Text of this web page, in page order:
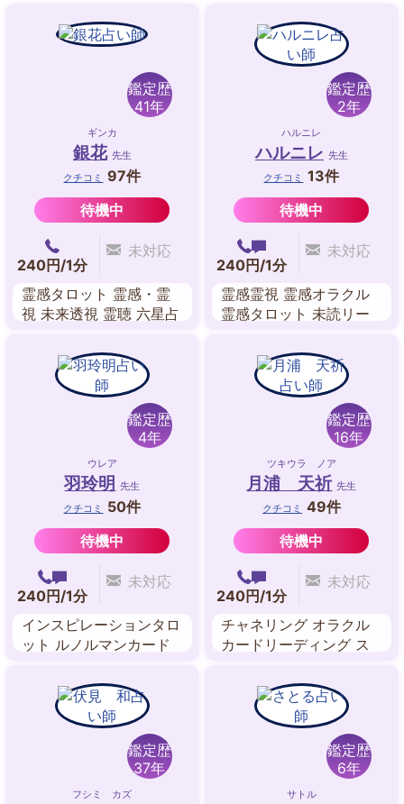
鑑定歴
41年
ギンカ
銀花 先生
クチコミ
97件
待機中
240円/1分
未対応
霊感タロット 霊感・霊
視 未来透視 霊聴 六星占
鑑定歴
2年
ハルニレ
ハルニレ 先生
クチコミ
13件
待機中
240円/1分
未対応
霊感霊視 霊感オラクル
霊感タロット 未読リー
シー パワーストーンリ
ーディング
鑑定歴
4年
ウレア
羽玲明 先生
クチコミ
50件
待機中
240円/1分
未対応
インスピレーションタロ
ット ルノルマンカード
鑑定歴
16年
ツキウラ ノア
月浦 天祈 先生
クチコミ 49件
待機中
240円/1分
未対応
チャネリング オラクル
カードリーディング ス
グ 波動修正 遠隔ヒーリ
鑑定歴
37年
フシミ カズ
鑑定歴
6年
サトル